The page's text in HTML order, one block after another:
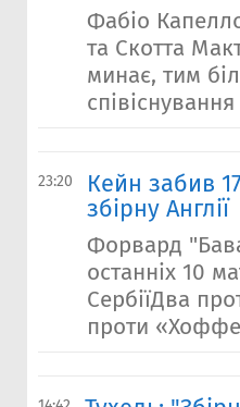
Фабіо
та Скотта
минає, тим
23:20
Кейн забив
збірну Англії
Форвард
останніх 10
СербіїДва
проти